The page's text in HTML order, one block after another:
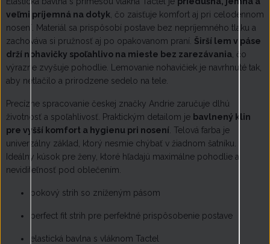
veľmi príjemná na dotyk , čo zaisťuje komfort aj pri celodennom
nosení. Materiál sa prispôsobí postave bez nepríjemného tlaku a
zachováva si pružnosť aj po opakovanom praní. Širší lem v páse
drží nohavičky spoľahlivo na mieste bez zarezávania , čo
výrazne zvyšuje pohodlie. Lemovanie nohavičiek je navrhnuté tak,
aby netlačilo a prirodzene sedelo na tele.
Precízne spracovanie českej značky Andrie zaručuje dlhú
životnosť a spoľahlivosť. Praktickým detailom je bavlnený klin
pre vyšší komfort a hygienu pri nosení . Telová farba je
univerzálny základ, ktorý nesmie chýbať v žiadnom šatníku.
Ideálny kúsok pre ženy, ktoré hľadajú maximálne pohodlie a
neviditeľnosť pod oblečením.
bokový strih so zníženým pásom
perfect fit strih pre perfektné prispôsobenie postave
elastická bavlna s vláknom Tactel